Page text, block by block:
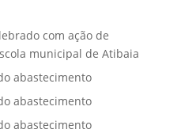
com ação de
municipal de Atibaia
abastecimento
abastecimento
abastecimento